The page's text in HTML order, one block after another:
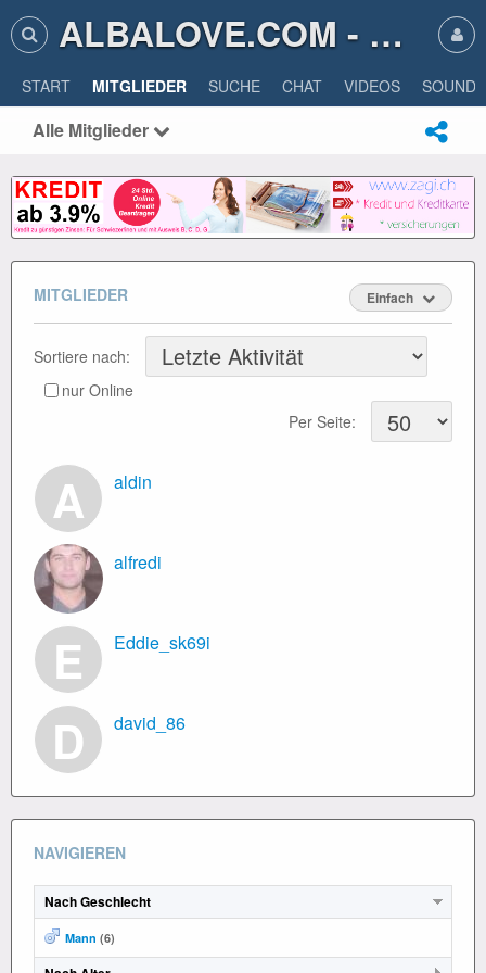
ALBALOVE.COM - ALBA LOVE
START MITGLIEDER SUCHE CHAT VIDEOS SOUNDS
Alle Mitglieder
MITGLIEDER Einfach
Sortiere nach:
nur Online
Per Seite:
A aldin
alfredi
E Eddie_sk69i
D david_86
NAVIGIEREN
Nach Geschlecht
Mann (6)